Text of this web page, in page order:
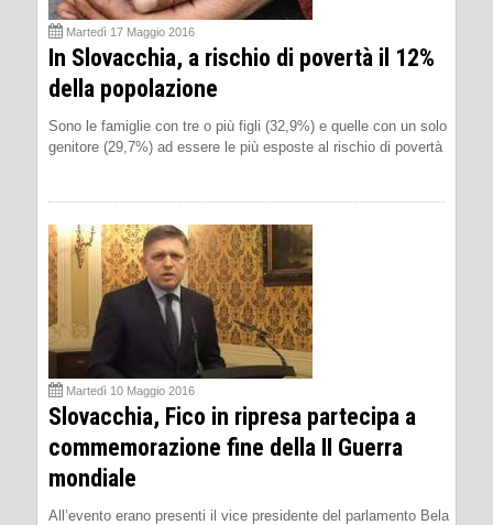
Martedì 17 Maggio 2016
In Slovacchia, a rischio di povertà il 12%
della popolazione
Sono le famiglie con tre o più figli (32,9%) e quelle con un solo
genitore (29,7%) ad essere le più esposte al rischio di povertà
Martedì 10 Maggio 2016
Slovacchia, Fico in ripresa partecipa a
commemorazione fine della II Guerra
mondiale
All’evento erano presenti il vice presidente del parlamento Bela